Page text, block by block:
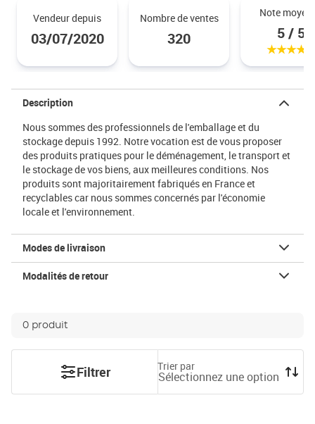
Vendeur depuis
03/07/2020
Nombre de ventes
320
Note
5 / 5
Description
Nous sommes des professionnels de l'emballage et du
stockage depuis 1992. Notre vocation est de vous proposer
des produits pratiques pour le déménagement, le transport et
le stockage de vos biens, aux meilleures conditions. Nos
produits sont majoritairement fabriqués en France et
recyclables car nous sommes concernés par l'économie
locale et l'environnement.
Modes de livraison
Modalités de retour
0 produit
Filtrer Trier par
Sélectionnez une option